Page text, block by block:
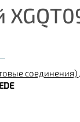
соединения)